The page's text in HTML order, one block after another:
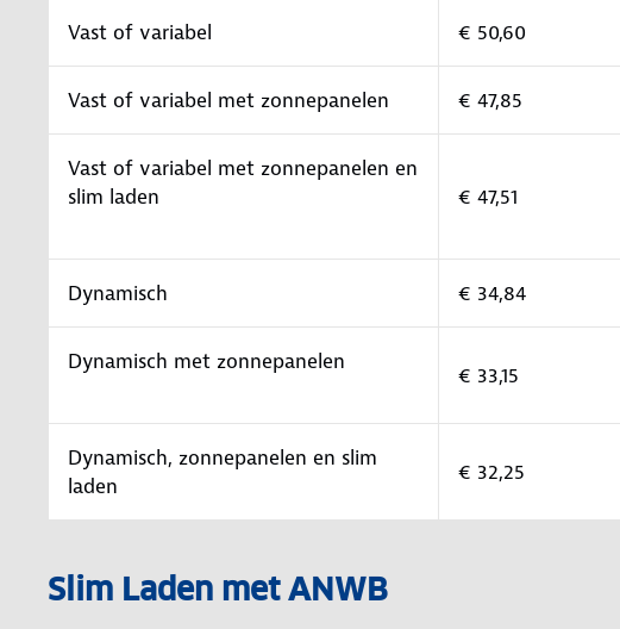
Vast of variabel € 50,60
Vast of variabel met zonnepanelen € 47,85
Vast of variabel met zonnepanelen en
slim laden
€ 47,51
Dynamisch € 34,84
Dynamisch met zonnepanelen
€ 33,15
Dynamisch, zonnepanelen en slim
laden
€ 32,25
Slim Laden met ANWB